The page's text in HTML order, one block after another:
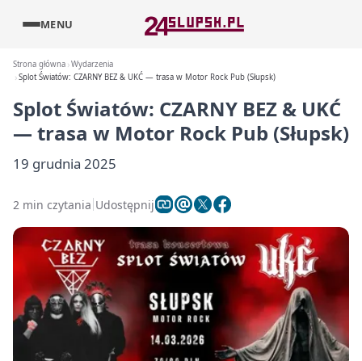
MENU
Strona główna Wydarzenia
Splot Światów: CZARNY BEZ & UKĆ — trasa w Motor Rock Pub (Słupsk)
Splot Światów: CZARNY BEZ & UKĆ
— trasa w Motor Rock Pub (Słupsk)
19 grudnia 2025
2 min czytania Udostępnij